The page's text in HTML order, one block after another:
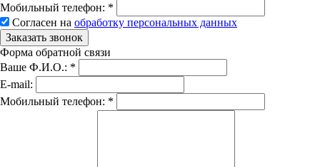
Мобильный телефон: *
Согласен на обработку персональных данных
Заказать звонок
Форма обратной связи
Ваше Ф.И.О.: *
E-mail:
Мобильный телефон: *